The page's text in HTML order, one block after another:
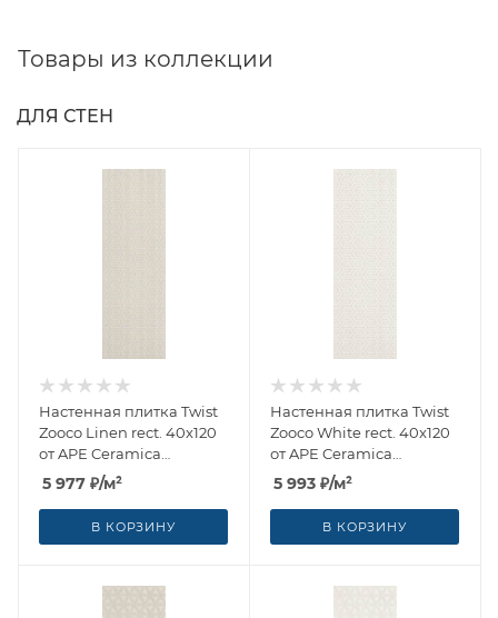
Товары из коллекции
ДЛЯ СТЕН
Настенная плитка Twist
Zooco Linen rect. 40x120
от APE Ceramica
(Испания)
5 977 ₽/м²
В КОРЗИНУ
Настенная плитка Twist
Zooco White rect. 40x120
от APE Ceramica
(Испания)
5 993 ₽/м²
В КОРЗИНУ